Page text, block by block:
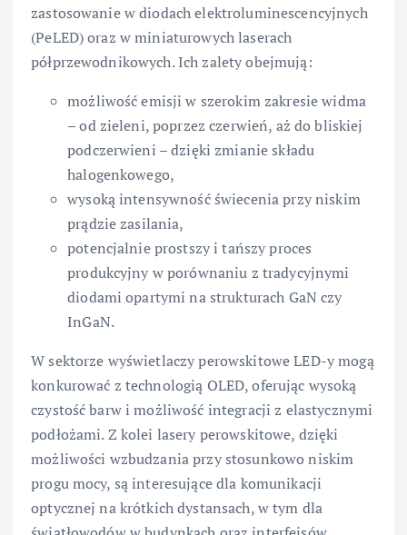
zastosowanie w diodach elektroluminescencyjnych
(PeLED) oraz w miniaturowych laserach
półprzewodnikowych. Ich zalety obejmują:
możliwość emisji w szerokim zakresie widma
– od zieleni, poprzez czerwień, aż do bliskiej
podczerwieni – dzięki zmianie składu
halogenkowego,
wysoką intensywność świecenia przy niskim
prądzie zasilania,
potencjalnie prostszy i tańszy proces
produkcyjny w porównaniu z tradycyjnymi
diodami opartymi na strukturach GaN czy
InGaN.
W sektorze wyświetlaczy perowskitowe LED-y mogą
konkurować z technologią OLED, oferując wysoką
czystość barw i możliwość integracji z elastycznymi
podłożami. Z kolei lasery perowskitowe, dzięki
możliwości wzbudzania przy stosunkowo niskim
progu mocy, są interesujące dla komunikacji
optycznej na krótkich dystansach, w tym dla